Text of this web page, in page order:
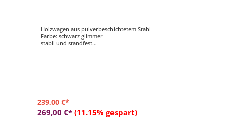
- Holzwagen aus pulverbeschichtetem Stahl
- Farbe: schwarz glimmer
- stabil und standfest
239,00 €*
269,00 €* (11.15% gespart)